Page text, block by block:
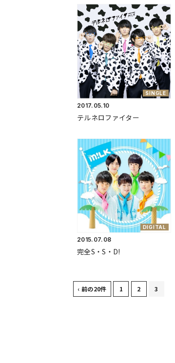
SINGLE
2017. 05.10
テルネロファイター
DIGITAL
2015. 07.08
完全S・S・D!
‹ 前の20件 1 2 3